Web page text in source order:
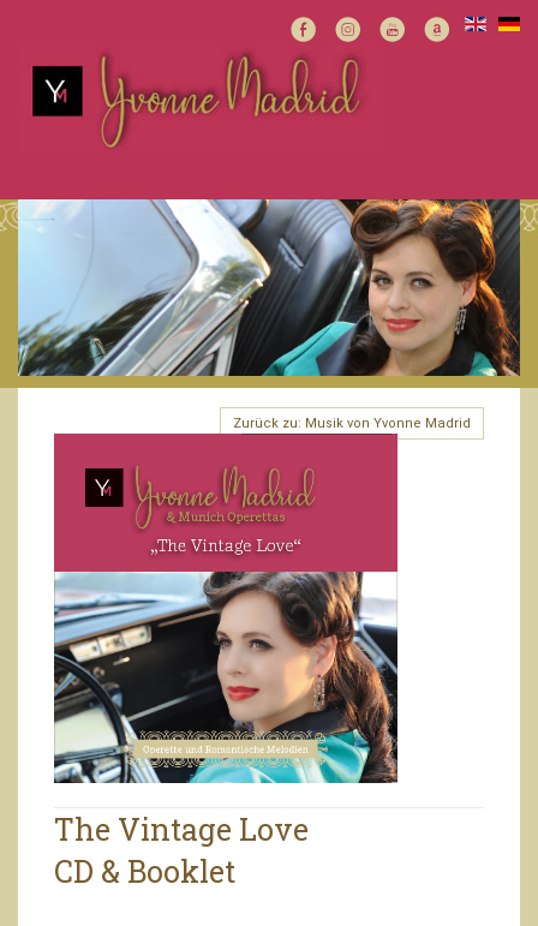
Zurück zu: Musik von Yvonne Madrid
The Vintage Love
CD & Booklet